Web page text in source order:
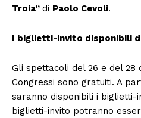
Troia” di Paolo Cevoli.
I biglietti-invito disponibili
Gli spettacoli del 26 e del 28
Congressi sono gratuiti. A
saranno disponibili i
biglietti-invito potranno